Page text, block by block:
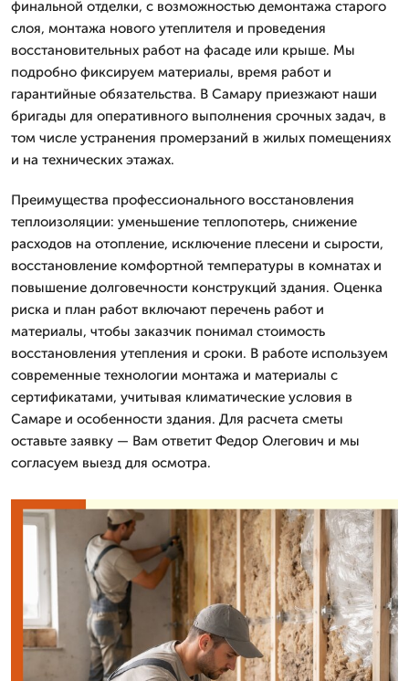
финальной отделки, с возможностью демонтажа старого
слоя, монтажа нового утеплителя и проведения
восстановительных работ на фасаде или крыше. Мы
подробно фиксируем материалы, время работ и
гарантийные обязательства. В Самару приезжают наши
бригады для оперативного выполнения срочных задач, в
том числе устранения промерзаний в жилых помещениях
и на технических этажах.
Преимущества профессионального восстановления
теплоизоляции: уменьшение теплопотерь, снижение
расходов на отопление, исключение плесени и сырости,
восстановление комфортной температуры в комнатах и
повышение долговечности конструкций здания. Оценка
риска и план работ включают перечень работ и
материалы, чтобы заказчик понимал стоимость
восстановления утепления и сроки. В работе используем
современные технологии монтажа и материалы с
сертификатами, учитывая климатические условия в
Самаре и особенности здания. Для расчета сметы
оставьте заявку — Вам ответит Федор Олегович и мы
согласуем выезд для осмотра.